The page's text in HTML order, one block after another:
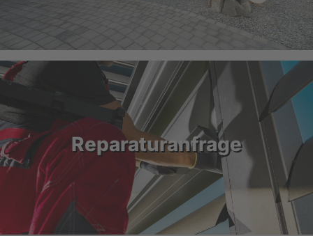
Reparaturanfrage